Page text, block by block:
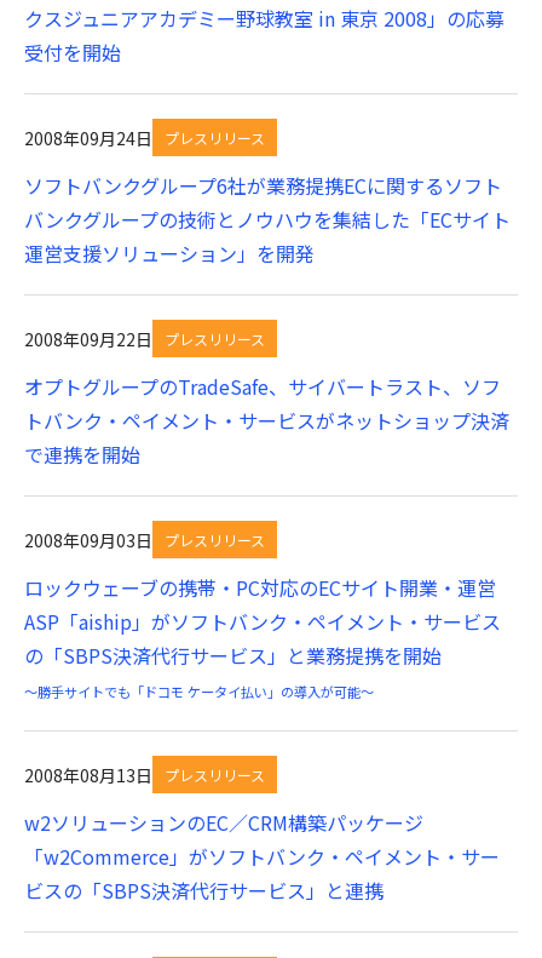
クスジュニアアカデミー野球教室 in 東京 2008」の応募
受付を開始
2008年09月24日 プレスリリース
ソフトバンクグループ6社が業務提携ECに関するソフト
バンクグループの技術とノウハウを集結した「ECサイト
運営支援ソリューション」を開発
2008年09月22日 プレスリリース
オプトグループのTradeSafe、サイバートラスト、ソフ
トバンク・ペイメント・サービスがネットショップ決済
で連携を開始
2008年09月03日 プレスリリース
ロックウェーブの携帯・PC対応のECサイト開業・運営
ASP「aiship」がソフトバンク・ペイメント・サービス
の「SBPS決済代行サービス」と業務提携を開始
～勝手サイトでも「ドコモ ケータイ払い」の導入が可能～
2008年08月13日 プレスリリース
w2ソリューションのEC／CRM構築パッケージ
「w2Commerce」がソフトバンク・ペイメント・サー
ビスの「SBPS決済代行サービス」と連携